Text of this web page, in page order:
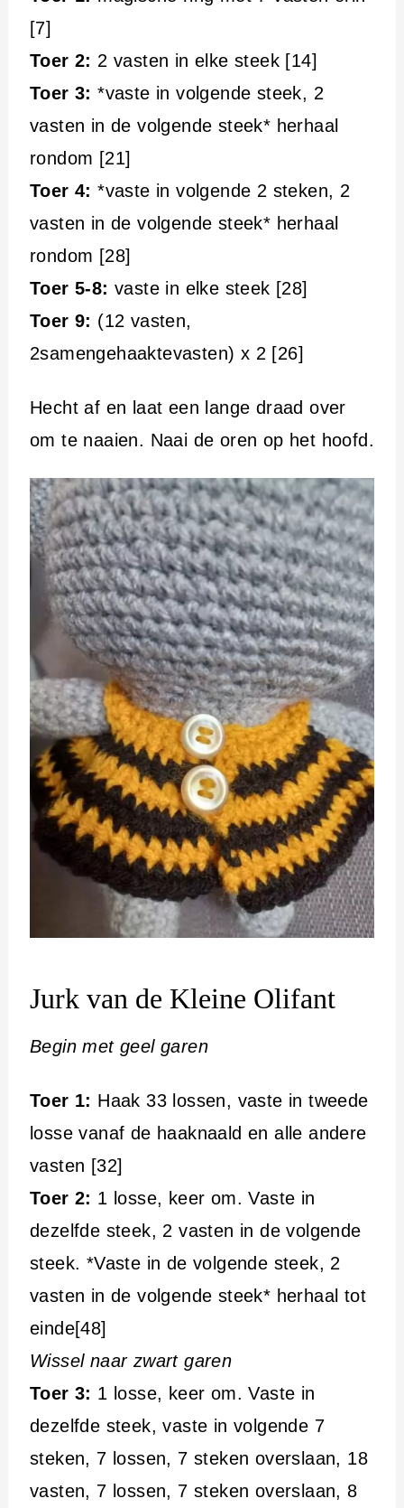
[7]
Toer 2: 2 vasten in elke steek [14]
Toer 3:*vaste in volgende steek, 2
vasten in de volgende steek* herhaal
rondom [21]
Toer 4:*vaste in volgende 2 steken, 2
vasten in de volgende steek* herhaal
rondom [28]
Toer 5-8: vaste in elke steek [28]
Toer 9: (12 vasten,
2samengehaaktevasten) x 2 [26]
Hecht af en laat een lange draad over
om te naaien. Naai de oren op het hoofd.
Jurk van de Kleine Olifant
Begin met geel garen
Toer 1: Haak 33 lossen, vaste in tweede
losse vanaf de haaknaald en alle andere
vasten [32]
Toer 2: 1 losse, keer om. Vaste in
dezelfde steek, 2 vasten in de volgende
steek. *Vaste in de volgende steek, 2
vasten in de volgende steek* herhaal tot
einde[48]
Wissel naar zwart garen
Toer 3: 1 losse, keer om. Vaste in
dezelfde steek, vaste in volgende 7
steken, 7 lossen, 7 steken overslaan, 18
vasten, 7 lossen, 7 steken overslaan, 8